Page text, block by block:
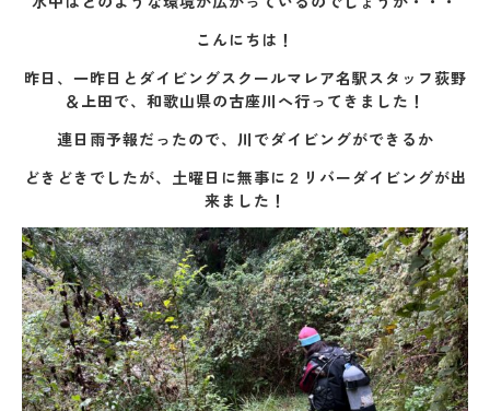
こんにちは！
昨日、一昨日とダイビングスクールマレア名駅スタッフ荻野
＆上田で、和歌山県の古座川へ行ってきました！
連日雨予報だったので、川でダイビングができるか
どきどきでしたが、土曜日に無事に２リバーダイビングが出
来ました！